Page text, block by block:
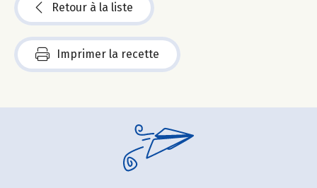
Retour à la liste
Imprimer la recette